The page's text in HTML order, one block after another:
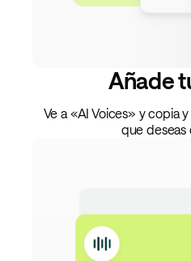
Añade
Ve a «AI Voices» y copia
que deseas